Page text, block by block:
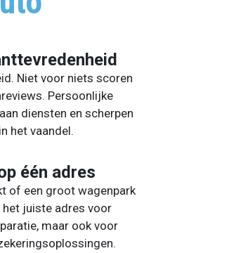
Niet voor niets scoren
Persoonlijke
diensten en scherpen
het vaandel.
één adres
of een groot wagenpark
het juiste adres voor
maar ook voor